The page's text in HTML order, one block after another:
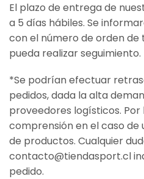
El plazo de entrega de
a 5 días hábiles. Se
con el número de orden
pueda realizar seguimiento.
*Se podrían efectuar
pedidos, dada la alta
proveedores logísticos. Por
comprensión en el caso
de productos. Cualquier
contacto@tiendasport.cl
pedido.